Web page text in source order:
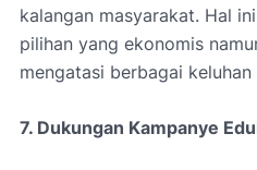
kalangan masyarakat. Hal
pilihan yang ekonomis
mengatasi berbagai keluhan
7. Dukungan Kampanye